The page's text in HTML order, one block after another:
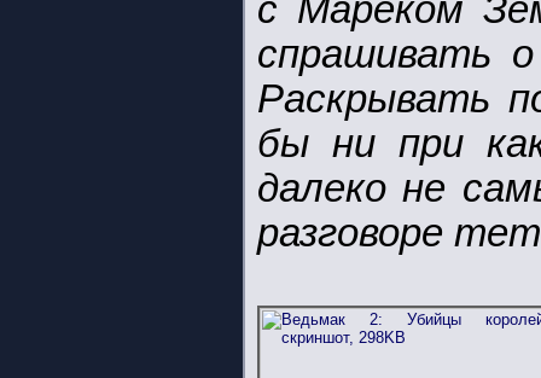
с Мареком
спрашивать
Раскрывать
бы ни при
далеко не
разговоре